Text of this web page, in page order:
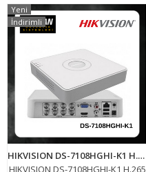
HIKVISION DS-7108HGHI-K1 H.265 TURBO HD DVR KAMERA KAYIT CİHAZI
HIKVISION DS-7108HGHI-K1 H.265
Yeni
İndirimli